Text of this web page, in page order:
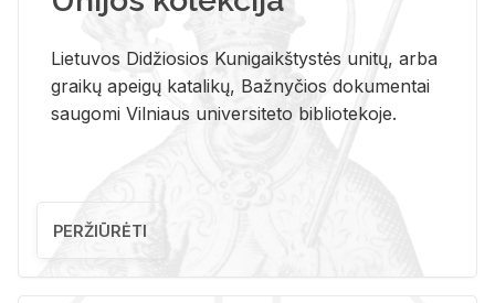
Lietuvos Didžiosios Kunigaikštystės unitų, arba
graikų apeigų katalikų, Bažnyčios dokumentai
saugomi Vilniaus universiteto bibliotekoje.
PERŽIŪRĖTI